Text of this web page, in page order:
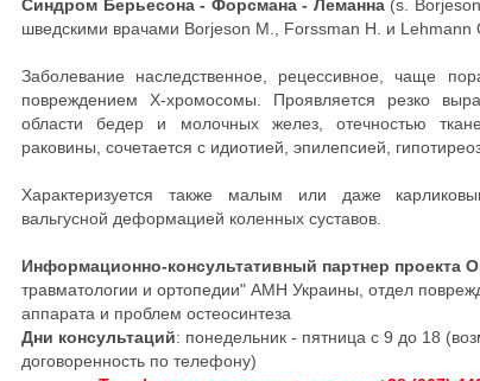
Синдром Берьесона - Форсмана - Леманна(s.
шведскими врачами Borjeson M., Forssman H. и Lehmann
Заболевание наследственное, рецессивное, чаще
повреждением Х-хромосомы. Проявляется резко
области бедер и молочных желез, отечностью
раковины, сочетается с идиотией, эпилепсией,
Характеризуется также малым или даже
вальгусной деформацией коленных суставов.
Информационно-консультативный партнер проекта
травматологии и ортопедии" АМН Украины, отдел
аппарата и проблем остеосинтеза
Дни консультаций: понедельник - пятница с 9 до 18
договоренность по телефону)